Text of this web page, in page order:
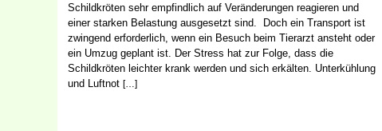
Schildkröten sehr empfindlich auf Veränderungen reagieren und
einer starken Belastung ausgesetzt sind. Doch ein Transport ist
zwingend erforderlich, wenn ein Besuch beim Tierarzt ansteht oder
ein Umzug geplant ist. Der Stress hat zur Folge, dass die
Schildkröten leichter krank werden und sich erkälten. Unterkühlung
und Luftnot […]